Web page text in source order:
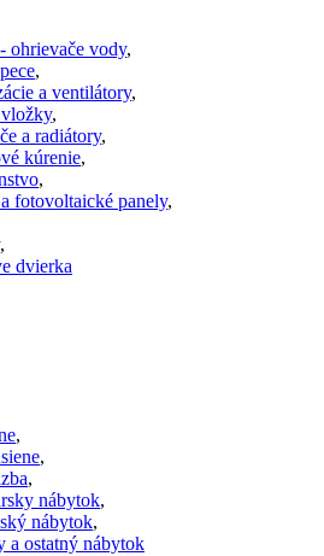
ohrievače vody,
,
a ventilátory,
,
a radiátory,
kúrenie,
,
fotovoltaické panely,
,
dvierka
,
,
,
nábytok,
nábytok,
a ostatný nábytok